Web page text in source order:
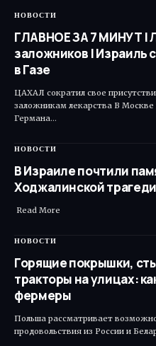
НОВОСТИ
ГЛАВНОЕ ЗА 7 МИНУТ |
заложников | Израиль
в Газе
ЦАХАЛ сократил свое
заложникам лекарства В Москве
Германа…
НОВОСТИ
В Израиле почтили
Ходжалинской
​ Read More
НОВОСТИ
Горящие покрышки,
тракторы на улицах:
фермеры
Польша рассматривает
продовольствия из России и